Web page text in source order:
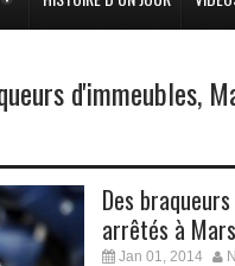
d'immeubles,
Des
arrêtés à
Jan 01, 2014